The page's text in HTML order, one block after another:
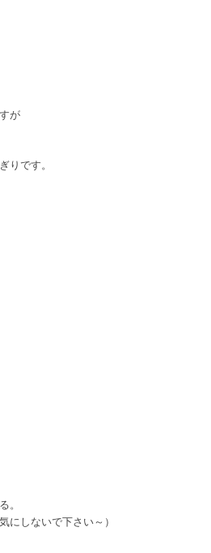
が
りです。
。
にしないで下さい～）